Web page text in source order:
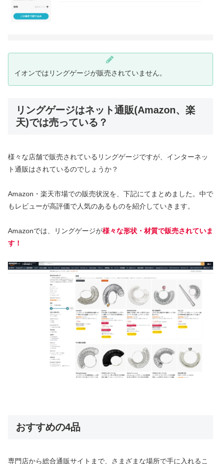
イオンではリングゲージが販売されていません。
リングゲージはネット通販(Amazon、楽
天)では売っている？
様々な店舗で販売されているリングゲージですが、インターネッ
ト通販はされているのでしょうか？
Amazon・楽天市場での販売状況を、下記にてまとめました。中で
もレビューが高評価で人気のあるものを紹介していきます。
Amazonでは、リングゲージが様々な形状・材質で販売されていま
す！
おすすめの4品
専門店から総合通販サイトまで、さまざまな場所で手に入れるこ